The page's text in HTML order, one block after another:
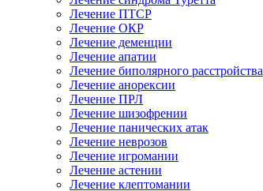
Лечение ПТСР
Лечение ОКР
Лечение деменции
Лечение апатии
Лечение биполярного расстройства
Лечение анорексии
Лечение ПРЛ
Лечение шизофрении
Лечение панических атак
Лечение неврозов
Лечение игромании
Лечение астении
Лечение клептомании